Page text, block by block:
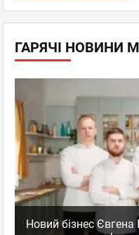
ГАРЯЧІ НОВИНИ
Новий бізнес